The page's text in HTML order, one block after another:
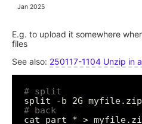
Jan 2025
E.g. to upload it somewhere
files
See also: 250117-1104 Unzip in
# split
# back